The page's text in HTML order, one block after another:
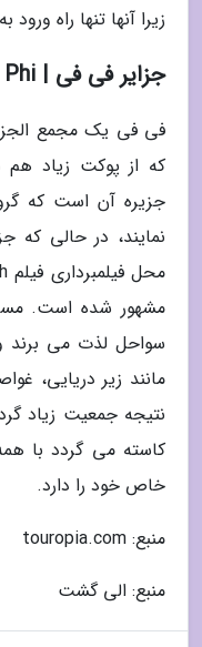
زیرا آنها تنها راه
جزایر فی فی | Ko Phi Phi
فی فی یک مجمع
جزیره آن است که
مشهور شده است.
سواحل لذت می برند
مانند زیر دریایی،
نتیجه جمعیت زیاد
کاسته می گردد با
خاص خود را دارد.
منبع: touropia.com
منبع: الی گشت